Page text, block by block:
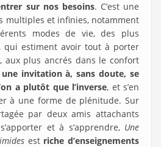
sur nos besoins. C’est une
multiples et infinies, notamment
modes de vie, des plus
qui estiment avoir tout à porter
aux plus ancrés dans le confort
une invitation à, sans doute, se
a plutôt que l’inverse, et s’en
à une forme de plénitude. Sur
par deux amis attachants
et à s’apprendre, Une
est riche d’enseignements